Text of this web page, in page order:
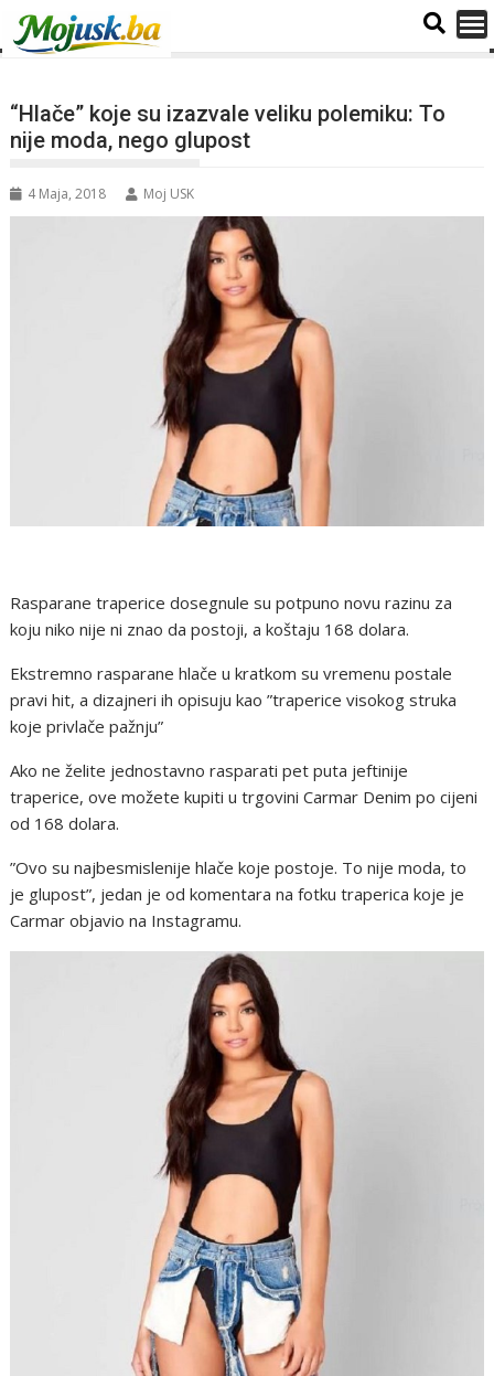
“Hlače” koje su izazvale veliku polemiku: To
nije moda, nego glupost
4 Maja, 2018 Moj USK
Rasparane traperice dosegnule su potpuno novu razinu za
koju niko nije ni znao da postoji, a koštaju 168 dolara.
Ekstremno rasparane hlače u kratkom su vremenu postale
pravi hit, a dizajneri ih opisuju kao ”traperice visokog struka
koje privlače pažnju”
Ako ne želite jednostavno rasparati pet puta jeftinije
traperice, ove možete kupiti u trgovini Carmar Denim po cijeni
od 168 dolara.
”Ovo su najbesmislenije hlače koje postoje. To nije moda, to
je glupost”, jedan je od komentara na fotku traperica koje je
Carmar objavio na Instagramu.